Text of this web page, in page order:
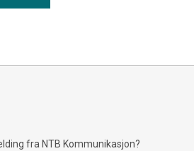
fra NTB Kommunikasjon?